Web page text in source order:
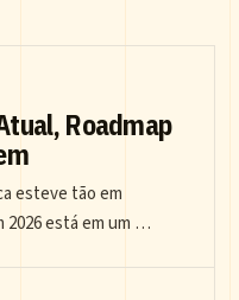
Roadmap
esteve tão em
2026 está em um …